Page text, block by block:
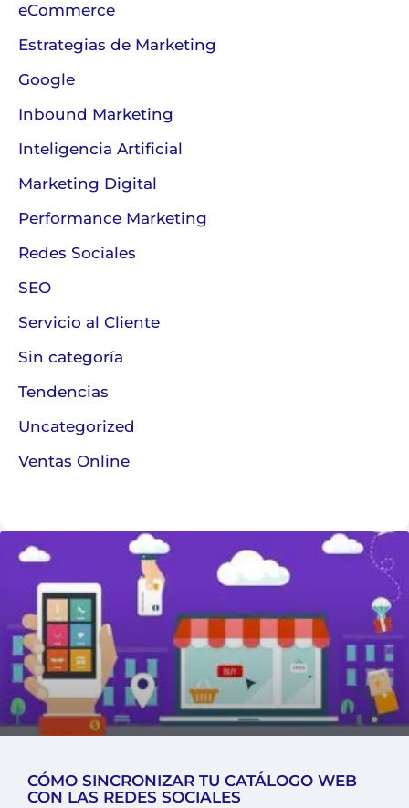
eCommerce
Estrategias de Marketing
Google
Inbound Marketing
Inteligencia Artificial
Marketing Digital
Performance Marketing
Redes Sociales
SEO
Servicio al Cliente
Sin categoría
Tendencias
Uncategorized
Ventas Online
CÓMO SINCRONIZAR TU CATÁLOGO WEB
CON LAS REDES SOCIALES